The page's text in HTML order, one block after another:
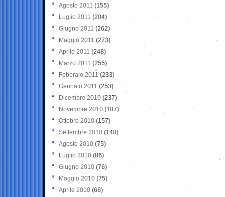
Agosto 2011 (155)
Luglio 2011 (204)
Giugno 2011 (262)
Maggio 2011 (273)
Aprile 2011 (248)
Marzo 2011 (255)
Febbraio 2011 (233)
Gennaio 2011 (253)
Dicembre 2010 (237)
Novembre 2010 (187)
Ottobre 2010 (157)
Settembre 2010 (148)
Agosto 2010 (75)
Luglio 2010 (86)
Giugno 2010 (76)
Maggio 2010 (75)
Aprile 2010 (66)